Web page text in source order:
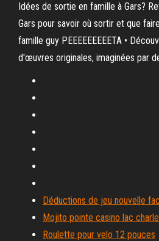
Idées de sortie en famille à Gars?
Gars pour savoir où sortir et que
famille guy PEEEEEEEEETA •
d'œuvres originales, imaginées par
Déductions de jeu nouvelle
Mojito pointe casino lac
Roulette pour velo 12 pouces